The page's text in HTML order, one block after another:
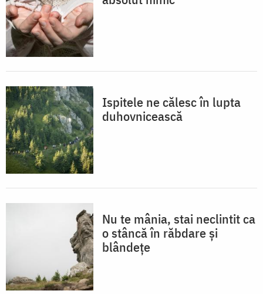
Ispitele ne călesc în lupta
duhovnicească
Nu te mânia, stai neclintit ca
o stâncă în răbdare și
blândețe